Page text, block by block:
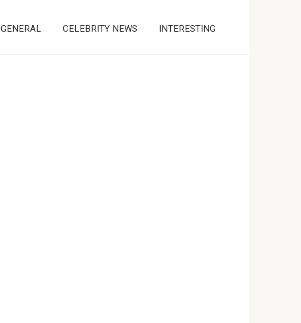
GENERAL CELEBRITY NEWS INTERESTING